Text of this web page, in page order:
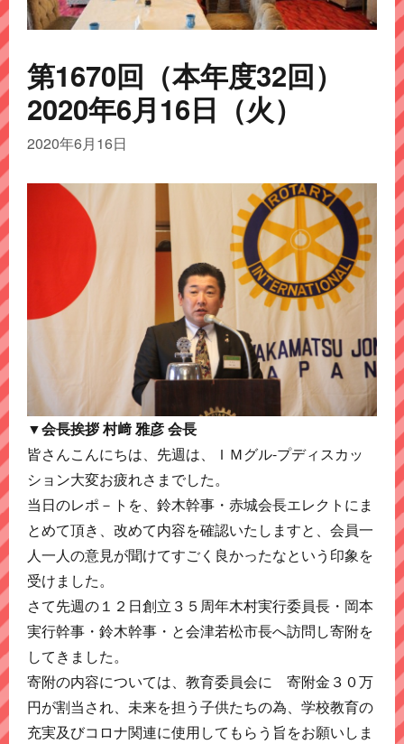
第1670回（本年度32回）
2020年6月16日（火）
2020年6月16日
▼会長挨拶 村﨑 雅彦 会長
皆さんこんにちは、先週は、ＩＭグル-プディスカッ
ション大変お疲れさまでした。
当日のレポ－トを、鈴木幹事・赤城会長エレクトにま
とめて頂き、改めて内容を確認いたしますと、会員一
人一人の意見が聞けてすごく良かったなという印象を
受けました。
さて先週の１２日創立３５周年木村実行委員長・岡本
実行幹事・鈴木幹事・と会津若松市長へ訪問し寄附を
してきました。
寄附の内容については、教育委員会に 寄附金３０万
円が割当され、未来を担う子供たちの為、学校教育の
充実及びコロナ関連に使用してもらう旨をお願いしま